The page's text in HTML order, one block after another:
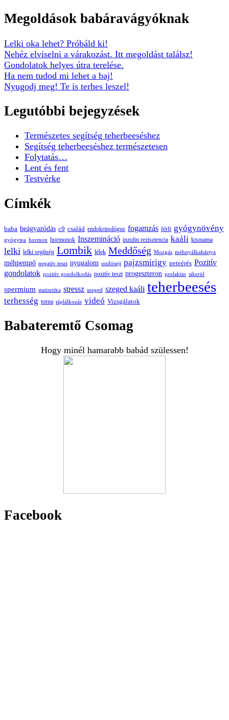
Megoldások babáravágyóknak
Lelki oka lehet? Próbáld ki!
Nehéz elviselni a várakozást. Itt megoldást találsz!
Gondolatok helyes útra terelése.
Ha nem tudod mi lehet a baj!
Nyugodj meg! Te is terhes leszel!
Legutóbbi bejegyzések
Természetes segítség teherbeeséshez
Segítség teherbeeséshez természetesen
Folytatás…
Lent és fent
Testvérke
Címkék
baba beágyazódás c9 család endokrinológus fogamzás férfi gyógynövény
gyógytea hormon hormonok Inszemináció inzulin rezisztencia kaáli kismama
lelki lelki segítség Lombik lélek Meddőség Mozgás méhnyálkahártya
méhpempő negatív teszt nyugalom ondósejt pajzsmirigy peteérés Pozitív
gondolatok pozitív gondolkodás pozitív teszt progeszteron prolaktin sikerül
spermium statisztika stressz szeged szeged kaáli teherbeesés
terhesség torna táplálkozás videó Vizsgálatok
Babateremtő Csomag
Hogy minél hamarabb babád szülessen!
Facebook